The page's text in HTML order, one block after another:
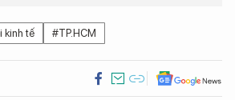
kinh tế #TP.HCM